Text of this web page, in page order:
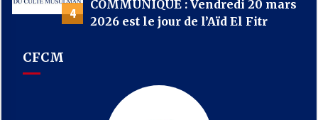
4
COMMUNIQUÉ : Vendredi 20 mars
2026 est le jour de l’Aïd El Fitr
CFCM